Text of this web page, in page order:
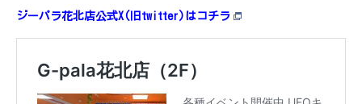
ジーパラ花北店公式X(旧twitter)はコチラ